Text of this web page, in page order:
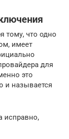
тому, что одно
имеет
для
это
и называется
исправно,